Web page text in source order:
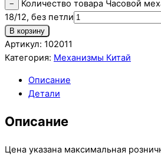
−
Количество товара Часовой
18/12, без петли
В корзину
Артикул: 102011
Категория: Механизмы Китай
Описание
Детали
Описание
Цена указана максимальная